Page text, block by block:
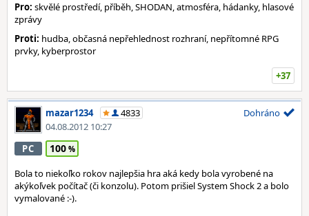
Pro: skvělé prostředí, příběh, SHODAN, atmosféra, hádanky, hlasové
zprávy
Proti: hudba, občasná nepřehlednost rozhraní, nepřítomné RPG
prvky, kyberprostor
+37
mazar1234
4833
04.08.2012 10:27
Dohráno
PC 100
Bola to niekoľko rokov najlepšia hra aká kedy bola vyrobené na
akýkoľvek počítač (či konzolu). Potom prišiel System Shock 2 a bolo
vymalované :-).